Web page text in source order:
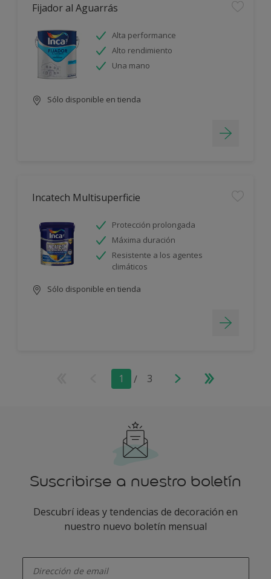
Fijador al Aguarrás
Alta performance
Alto rendimiento
Una mano
Sólo disponible en tienda
Incatech Multisuperficie
Protección prolongada
Máxima duración
Resistente a los agentes
climáticos
Sólo disponible en tienda
1 / 3
Suscribirse a nuestro boletín
Descubrí ideas y tendencias de decoración en
nuestro nuevo boletín mensual